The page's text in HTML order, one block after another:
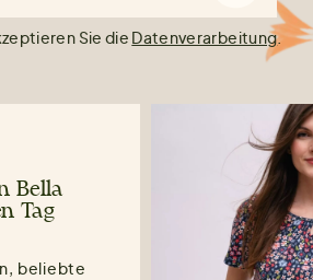
Sie die Datenverarbeitung.
Bella
Tag
beliebte